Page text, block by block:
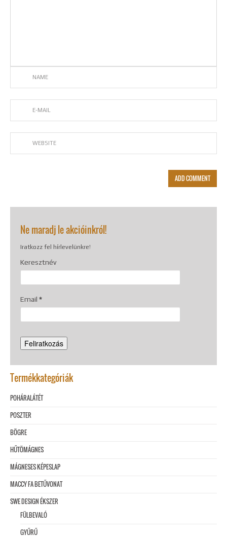
Ne maradj le akcióinkról!
Iratkozz fel hírlevelünkre!
Keresztnév
Email *
Termékkategóriák
POHÁRALÁTÉT
POSZTER
BÖGRE
HŰTÖMÁGNES
MÁGNESES KÉPESLAP
MACCY FA BETŰVONAT
SWE DESIGN ÉKSZER
FÜLBEVALÓ
GYŰRŰ